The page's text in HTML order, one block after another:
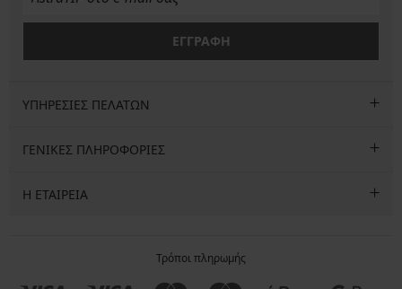
ΕΓΓΡΑΦΗ
ΥΠΗΡΕΣΙΕΣ ΠΕΛΑΤΩΝ
ΓΕΝΙΚΕΣ ΠΛΗΡΟΦΟΡΙΕΣ
Η ΕΤΑΙΡΕΙΑ
Τρόποι πληρωμής